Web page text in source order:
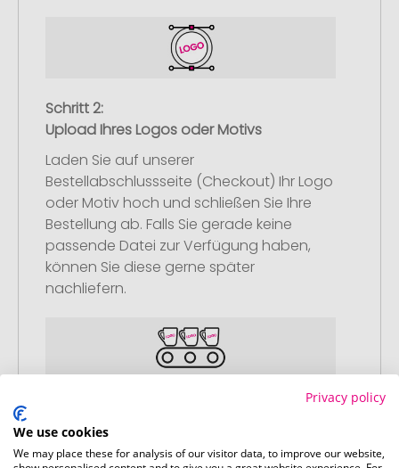
Schritt 2:
Upload Ihres Logos oder Motivs
Laden Sie auf unserer
Bestellabschlussseite (Checkout) Ihr Logo
oder Motiv hoch und schließen Sie Ihre
Bestellung ab. Falls Sie gerade keine
passende Datei zur Verfügung haben,
können Sie diese gerne später
nachliefern.
Artikelvorschau und Freigabe
Sie erhalten von uns eine kostenlose
Privacy policy
We use cookies
We may place these for analysis of our visitor data, to improve our website,